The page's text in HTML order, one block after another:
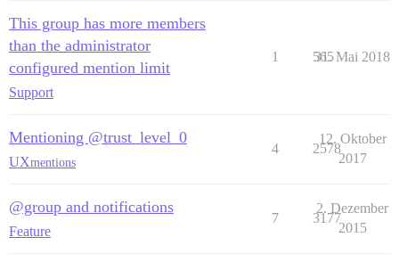
This group has more members
than the administrator
configured mention limit
Support
1 565
31. Mai 2018
Mentioning @trust_level_0
UXmentions
4 2578
12. Oktober
2017
@group and notifications
Feature
7 3177
2. Dezember
2015